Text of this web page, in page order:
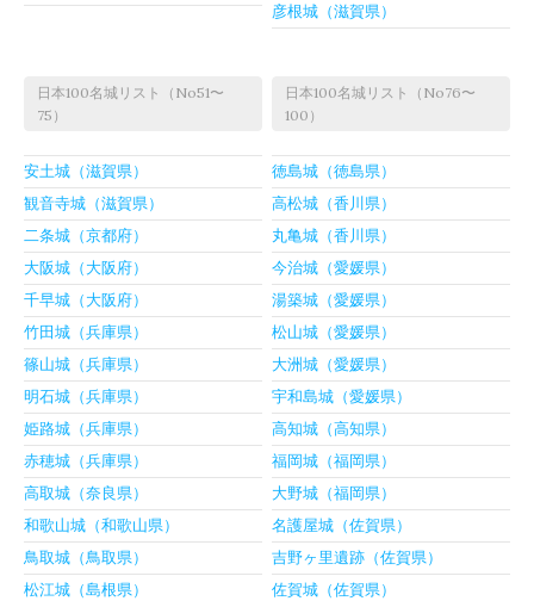
彦根城（滋賀県）
日本100名城リスト（No51〜
75）
安土城（滋賀県）
観音寺城（滋賀県）
二条城（京都府）
大阪城（大阪府）
千早城（大阪府）
竹田城（兵庫県）
篠山城（兵庫県）
明石城（兵庫県）
姫路城（兵庫県）
赤穂城（兵庫県）
高取城（奈良県）
和歌山城（和歌山県）
鳥取城（鳥取県）
松江城（島根県）
日本100名城リスト（No76〜
100）
徳島城（徳島県）
高松城（香川県）
丸亀城（香川県）
今治城（愛媛県）
湯築城（愛媛県）
松山城（愛媛県）
大洲城（愛媛県）
宇和島城（愛媛県）
高知城（高知県）
福岡城（福岡県）
大野城（福岡県）
名護屋城（佐賀県）
吉野ヶ里遺跡（佐賀県）
佐賀城（佐賀県）